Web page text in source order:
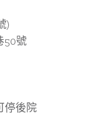
)
50號
停後院